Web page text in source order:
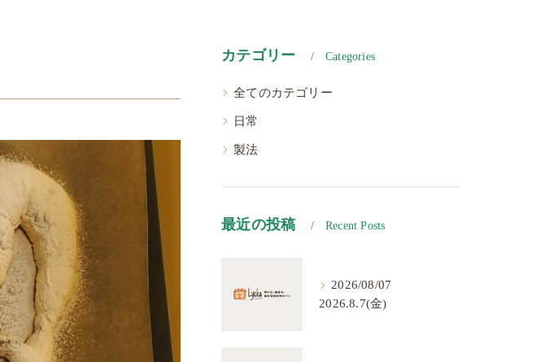
カテゴリー Categories
全てのカテゴリー
日常
製法
最近の投稿 Recent Posts
2026/08/07
2026.8.7(金)